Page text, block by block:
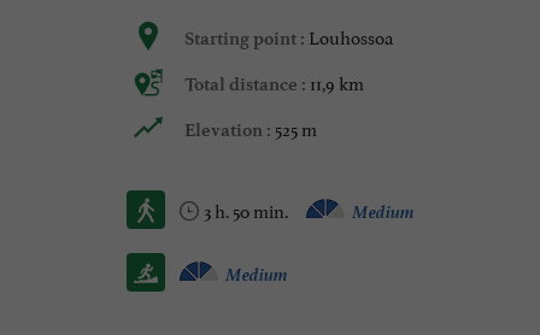
Starting point : Louhossoa
Total distance : 11,9 km
Elevation : 525 m
3 h. 50 min. Medium
Medium